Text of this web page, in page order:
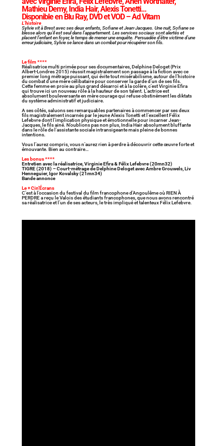
Mathieu Demy, India Hair, Alexis Tonetti…
Disponible en Blu Ray, DVD et VOD – Ad Vitam
L’histoire
Sylvie vit à Brest avec ses deux enfants, Sofiane et Jean-Jacques. Une nuit, Sofiane se
blesse alors qu’il est seul dans l’appartement. Les services sociaux sont alertés et
placent l’enfant en foyer, le temps de mener une enquête. Persuadée d’être victime d’une
erreur judiciaire, Sylvie se lance dans un combat pour récupérer son fils.
Le film ****
Réalisatrice multi primée pour ses documentaires, Delphine Deloget (Prix
Albert-Londres 2015) réussit magistralement son passage à la fiction avec ce
premier long métrage puissant, qui évite tout misérabilisme, autour de l’histoire
du combat d’une mère célibataire pour conserver la garde d’un de ses fils.
Cette femme en proie au plus grand désarroi et à la colère, c’est Virginie Efira
qui trouve ici un nouveau rôle à la hauteur de son talent. L’actrice est
absolument bouleversante en mère courage qui refuse obstinément les diktats
du système administratif et judiciaire.
A ses côtés, saluons ses remarquables partenaires à commencer par ses deux
fils magistralement incarnés par le jeune Alexis Tonetti et l’excellent Félix
Lefebvre dont l’implication physique et émotionnelle pour incarner Jean-
Jacques, le fils ainé. N’oublions pas non plus, India Hair absolument bluffante
dans le rôle de l’assistante sociale intransigeante mais pleine de bonnes
intentions.
Vous l’aurez compris, vous n’aurez rien à perdre à découvrir cette œuvre forte et
émouvante. Bien au contraire…
Les bonus ****
Entretien avec la réalisatrice, Virginie Efira & Félix Lefebvre (20mn32)
TIGRE (2018) – Court-métrage de Delphine Deloget avec Ambre Grouwels, Liv
Henneguier, Igor Kovalsky (21mn34)
Bande annonce
Le + Cin’Écrans
C’est à l’occasion du festival du film francophone d’Angoulême où RIEN À
PERDRE a reçu le Valois des étudiants francophones, que nous avons rencontré
sa réalisatrice et l’un de ses acteurs, le très impliqué et talenteux Félix Lefebvre.